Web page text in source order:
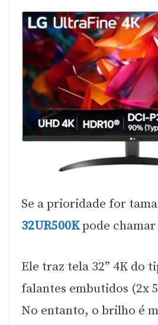
Se a prioridade for
32UR500Kpode chamar
Ele traz tela 32” 4K do
falantes embutidos (2x
No entanto, o brilho é